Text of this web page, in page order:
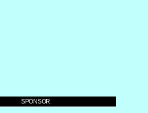
SPONSOR